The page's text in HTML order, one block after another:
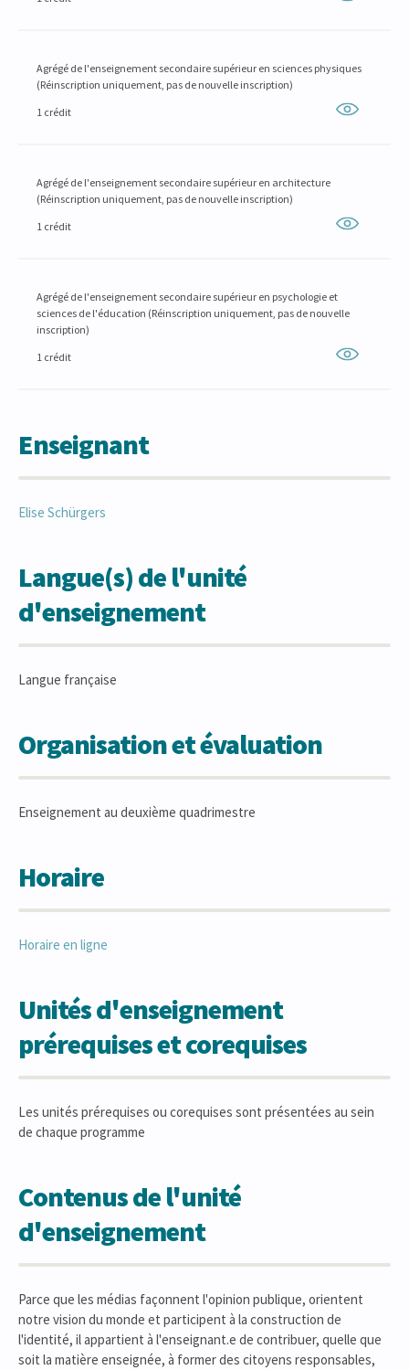
Agrégé de l'enseignement secondaire supérieur en sciences physiques
(Réinscription uniquement, pas de nouvelle inscription)
1 crédit
Agrégé de l'enseignement secondaire supérieur en architecture
(Réinscription uniquement, pas de nouvelle inscription)
1 crédit
Agrégé de l'enseignement secondaire supérieur en psychologie et
sciences de l'éducation (Réinscription uniquement, pas de nouvelle
inscription)
1 crédit
Enseignant
Elise Schürgers
Langue(s) de l'unité
d'enseignement
Langue française
Organisation et évaluation
Enseignement au deuxième quadrimestre
Horaire
Horaire en ligne
Unités d'enseignement
prérequises et corequises
Les unités prérequises ou corequises sont présentées au sein
de chaque programme
Contenus de l'unité
d'enseignement
Parce que les médias façonnent l'opinion publique, orientent
notre vision du monde et participent à la construction de
l'identité, il appartient à l'enseignant.e de contribuer, quelle que
soit la matière enseignée, à former des citoyens responsables,